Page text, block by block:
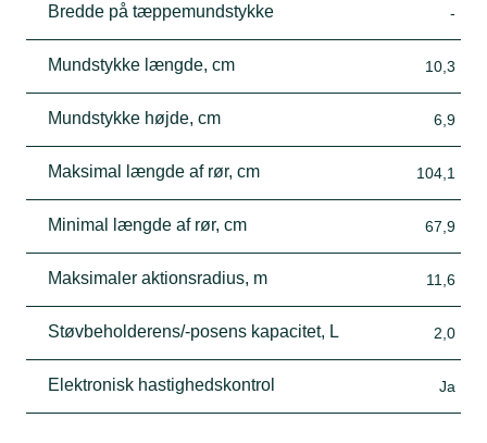
Bredde på tæppemundstykke -
Mundstykke længde, cm 10,3
Mundstykke højde, cm 6,9
Maksimal længde af rør, cm 104,1
Minimal længde af rør, cm 67,9
Maksimaler aktionsradius, m 11,6
Støvbeholderens/-posens kapacitet, L 2,0
Elektronisk hastighedskontrol Ja